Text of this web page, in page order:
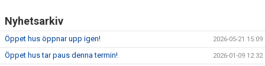
Nyhetsarkiv
Öppet hus öppnar upp igen! 2026-05-21 15:09
Öppet hus tar paus denna termin! 2026-01-09 12:32